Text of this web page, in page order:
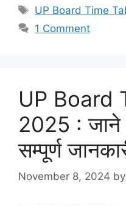
Tags
UP Board Time
1 Comment
UP Board
2025 : जाने
सम्पूर्ण
November 8, 2024 by